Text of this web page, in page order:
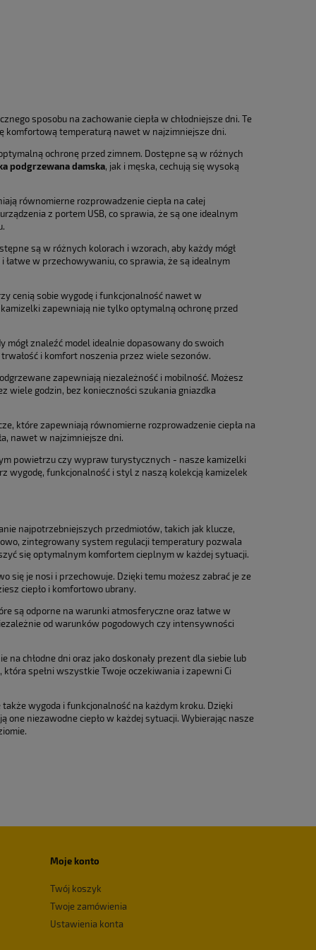
sposobu na zachowanie ciepła w chłodniejsze dni. Te
komfortową temperaturą nawet w najzimniejsze dni.
ochronę przed zimnem. Dostępne są w różnych
podgrzewana damska, jak i męska, cechują się wysoką
równomierne rozprowadzenie ciepła na całej
z portem USB, co sprawia, że są one idealnym
są w różnych kolorach i wzorach, aby każdy mógł
w przechowywaniu, co sprawia, że są idealnym
cenią sobie wygodę i funkcjonalność nawet w
zapewniają nie tylko optymalną ochronę przed
znaleźć model idealnie dopasowany do swoich
i komfort noszenia przez wiele sezonów.
zapewniają niezależność i mobilność. Możesz
wiele godzin, bez konieczności szukania gniazdka
które zapewniają równomierne rozprowadzenie ciepła na
nawet w najzimniejsze dni.
powietrzu czy wypraw turystycznych - nasze kamizelki
wygodę, funkcjonalność i styl z naszą kolekcją kamizelek
najpotrzebniejszych przedmiotów, takich jak klucze,
zintegrowany system regulacji temperatury pozwala
się optymalnym komfortem cieplnym w każdej sytuacji.
się je nosi i przechowuje. Dzięki temu możesz zabrać je ze
ciepło i komfortowo ubrany.
są odporne na warunki atmosferyczne oraz łatwe w
od warunków pogodowych czy intensywności
chłodne dni oraz jako doskonały prezent dla siebie lub
spełni wszystkie Twoje oczekiwania i zapewni Ci
wygoda i funkcjonalność na każdym kroku. Dzięki
niezawodne ciepło w każdej sytuacji. Wybierając nasze
Moje konto
Twój koszyk
Twoje zamówienia
Ustawienia konta